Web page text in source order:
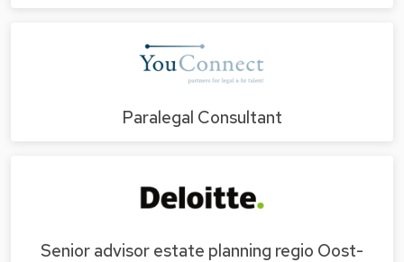
Paralegal Consultant
Senior advisor estate planning regio Oost-